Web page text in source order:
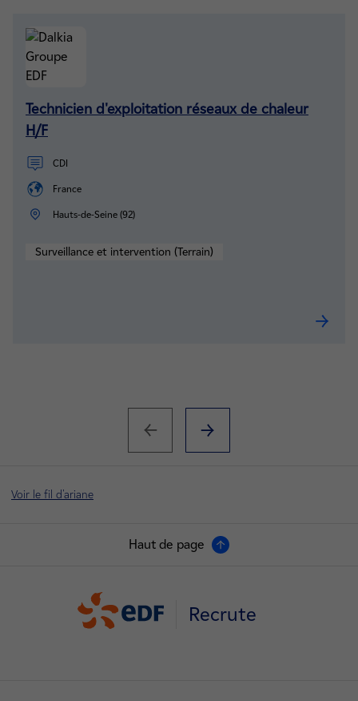
Technicien d'exploitation réseaux de chaleur
H/F
CDI
France
Hauts-de-Seine (92)
Surveillance et intervention (Terrain)
Voir le fil d'ariane
Haut de page
Recrute